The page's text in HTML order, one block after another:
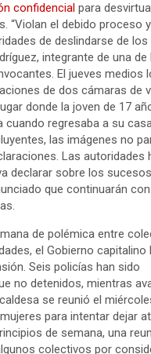
confidencial para
“Violan el debido proceso
de deslindarse de los
integrante de una de
El jueves medios
de dos cámaras de
donde la joven de 17
cuando regresaba a su
las imágenes no
Las autoridades
declarar sobre los
que continuarán
de polémica entre
el Gobierno capitalino
Seis policías han sido
no detenidos, mientras
se reunió el
para intentar dejar
de semana, una
colectivos por